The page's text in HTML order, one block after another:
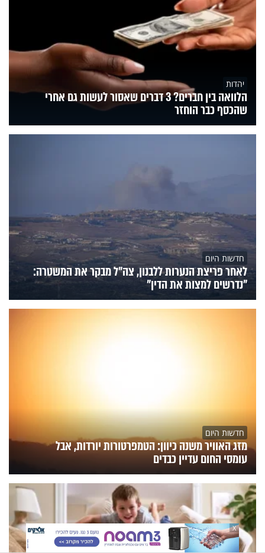
יהדות
הלוואה בין חברים? 3 דברים שאסור לעשות גם אחרי
שהכסף כבר הוחזר
חדשות היום
לאחר פריצת הנערות ללבנון, צה״ל מבקר את המשטרה:
"נדרשים למצות את הדין"
חדשות היום
מזג האוויר משנה כיוון: הטמפרטורות יורדות, אבל
עומסי החום עדיין כבדים
X